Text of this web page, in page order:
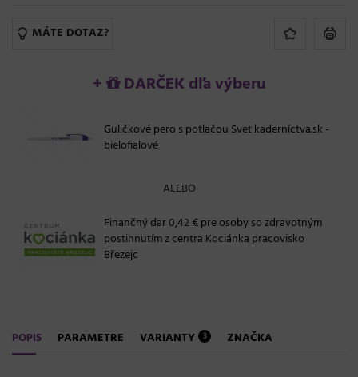
MÁTE DOTAZ?
+ DARČEK dľa výberu
Guličkové pero s potlačou Svet kaderníctva.sk -
bielofialové
ALEBO
Finančný dar 0,42 € pre osoby so zdravotným
postihnutím z centra Kociánka pracovisko
Březejc
POPIS PARAMETRE VARIANTY 3 ZNAČKA